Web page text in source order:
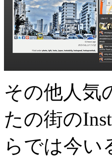
その他人気
たの街の
らでは今い